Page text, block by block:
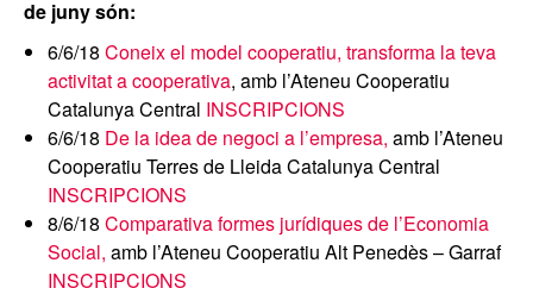
de juny són:
6/6/18 Coneix el model cooperatiu, transforma la teva
activitat a cooperativa, amb l’Ateneu Cooperatiu
Catalunya Central INSCRIPCIONS
6/6/18 De la idea de negoci a l’empresa, amb l’Ateneu
Cooperatiu Terres de Lleida Catalunya Central
INSCRIPCIONS
8/6/18 Comparativa formes jurídiques de l’Economia
Social, amb l’Ateneu Cooperatiu Alt Penedès – Garraf
INSCRIPCIONS